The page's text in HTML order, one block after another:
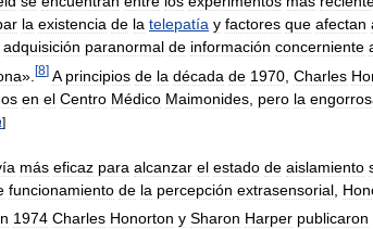
la existencia de la telepatía y factores que afectan
adquisición paranormal de información concerniente
». [8] A principios de la década de 1970 Charles
en el Centro Médico Maimonides pero la
]
más eficaz para alcanzar el estado de aislamiento
funcionamiento de la percepción extrasensorial
1974 Charles Honorton y Sharon Harper publicaron